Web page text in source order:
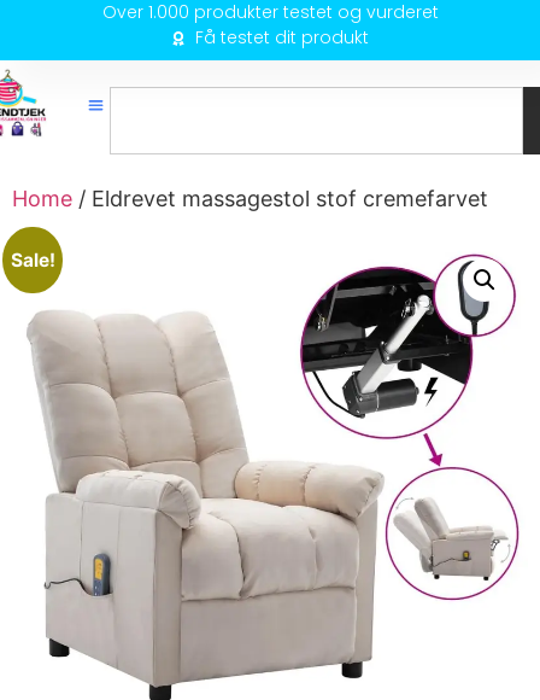
Over 1.000 produkter testet og vurderet
Få testet dit produkt
Home / Eldrevet massagestol stof cremefarvet
Sale!